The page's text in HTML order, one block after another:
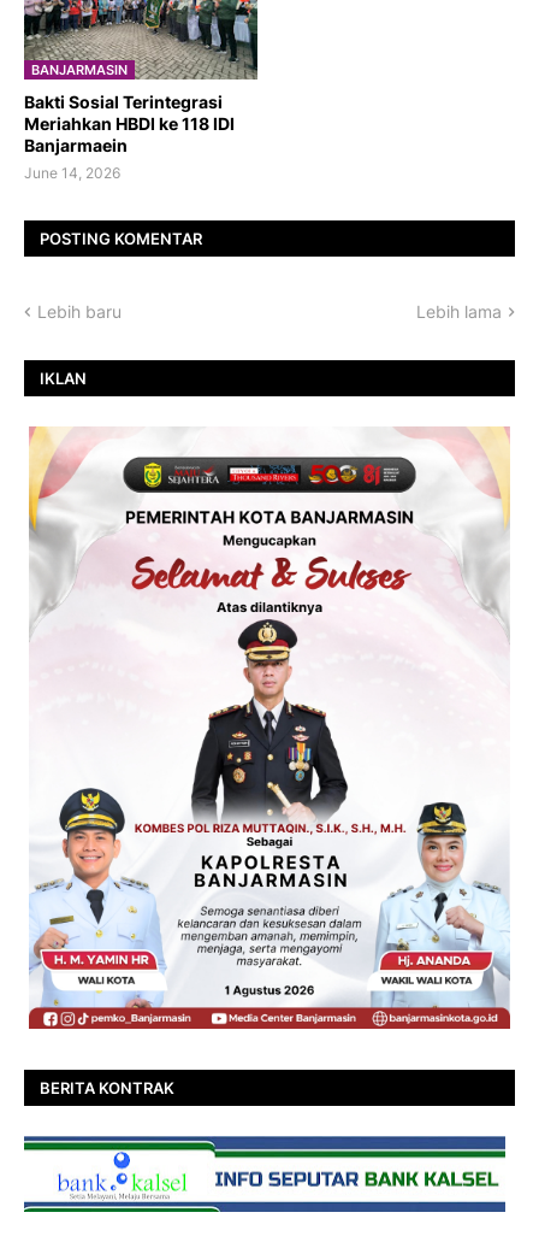
BANJARMASIN
Bakti Sosial Terintegrasi
Meriahkan HBDI ke 118 IDI
Banjarmaein
June 14, 2026
POSTING KOMENTAR
Lebih baru Lebih lama
IKLAN
BERITA KONTRAK